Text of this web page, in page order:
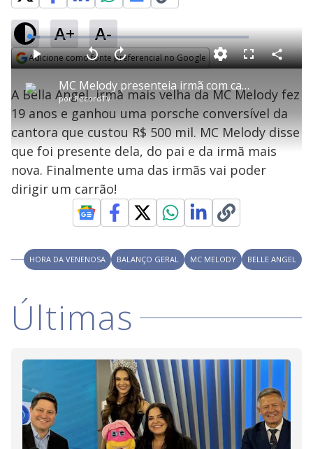
A+ A-
Adicione como fonte preferencial no Google
P
l
a
y
V
e
o
MC Melody presenteia irmã com carro de mais de R$ 500 mil
porRecordTV
P V
t
r
1
0
e
g
n
d
s
A
n
ç
a
s
e
u
n
o
s
o
L
o
a
d
e
4
.
7
9
%
F
s
c
r
n
C
o
a
i
l
h
A Bella Angel, irmã mais velha da MC Melody fez
19 anos e ganhou uma porsche conversível da
cantora que custou R$ 500 mil. MC Melody disse
que foi presente dela, do pai e da irmã mais
nova. Finalmente uma das irmãs vai poder
dirigir um carrão!
HORA DA VENENOSA BALANÇO GERAL MC MELODY BELLE ANGEL
Últimas